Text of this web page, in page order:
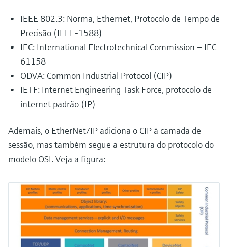
IEEE 802.3: Norma, Ethernet, Protocolo de Tempo de
Precisão (IEEE-1588)
IEC: International Electrotechnical Commission – IEC
61158
ODVA: Common Industrial Protocol (CIP)
IETF: Internet Engineering Task Force, protocolo de
internet padrão (IP)
Ademais, o EtherNet/IP adiciona o CIP à camada de
sessão, mas também segue a estrutura do protocolo do
modelo OSI. Veja a figura: